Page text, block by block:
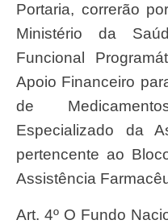
Portaria, correrão
Ministério da
Funcional
Apoio Financeiro
de
Especializado da
pertencente ao
Assistência
Art. 4º O Fundo Nacional de Saúde adotará as